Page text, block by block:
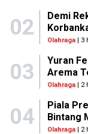
02
Demi
Olahraga| 3
03
Yuran
Arema
Olahraga| 2
04
Piala
Bintang
Olahraga| 2